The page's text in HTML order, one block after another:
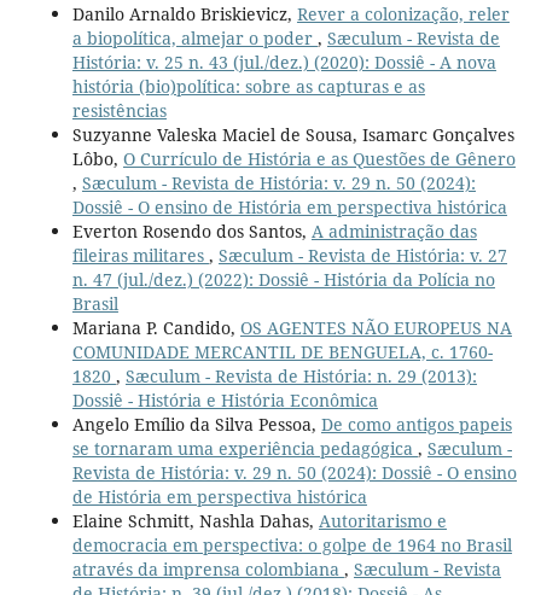
Danilo Arnaldo Briskievicz, Rever a colonização, reler
a biopolítica, almejar o poder , Sæculum - Revista de
História: v. 25 n. 43 (jul./dez.) (2020): Dossiê - A nova
história (bio)política: sobre as capturas e as
resistências
Suzyanne Valeska Maciel de Sousa, Isamarc Gonçalves
Lôbo, O Currículo de História e as Questões de Gênero
, Sæculum - Revista de História: v. 29 n. 50 (2024):
Dossiê - O ensino de História em perspectiva histórica
Everton Rosendo dos Santos, A administração das
fileiras militares , Sæculum - Revista de História: v. 27
n. 47 (jul./dez.) (2022): Dossiê - História da Polícia no
Brasil
Mariana P. Candido, OS AGENTES NÃO EUROPEUS NA
COMUNIDADE MERCANTIL DE BENGUELA, c. 1760-
1820 , Sæculum - Revista de História: n. 29 (2013):
Dossiê - História e História Econômica
Angelo Emílio da Silva Pessoa, De como antigos papeis
se tornaram uma experiência pedagógica , Sæculum -
Revista de História: v. 29 n. 50 (2024): Dossiê - O ensino
de História em perspectiva histórica
Elaine Schmitt, Nashla Dahas, Autoritarismo e
democracia em perspectiva: o golpe de 1964 no Brasil
através da imprensa colombiana , Sæculum - Revista